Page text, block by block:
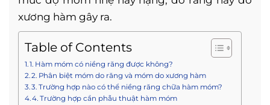
xương hàm gây ra.
Table of Contents
1. Hàm móm có niềng răng được không?
2. Phân biệt móm do răng và móm do xương hàm
3. Trường hợp nào có thể niềng răng chữa hàm móm?
4. Trường hợp cần phẫu thuật hàm móm